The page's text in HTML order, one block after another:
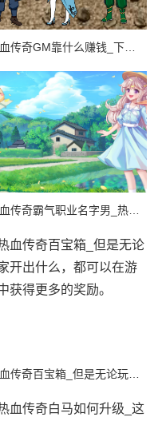
热血传奇霸气职业名字男_热血传奇是一款经典的多人在线角色扮演游戏，游戏中有着各种